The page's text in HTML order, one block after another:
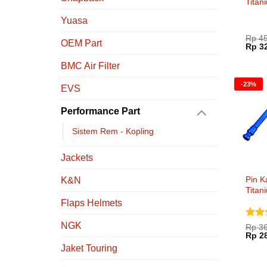
Yuasa
OEM Part
BMC Air Filter
EVS
Performance Part
Sistem Rem - Kopling
Jackets
K&N
Flaps Helmets
NGK
Jaket Touring
Rp
aslinya
Rp
-23%
Pin
dari
Rp
aslinya
Rp